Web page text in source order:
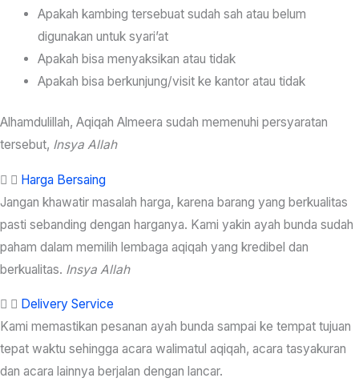
Apakah kambing tersebuat sudah sah atau belum
digunakan untuk syari’at
Apakah bisa menyaksikan atau tidak
Apakah bisa berkunjung/visit ke kantor atau tidak
Alhamdulillah, Aqiqah Almeera sudah memenuhi persyaratan
tersebut, Insya Allah
Harga Bersaing
Jangan khawatir masalah harga, karena barang yang berkualitas
pasti sebanding dengan harganya. Kami yakin ayah bunda sudah
paham dalam memilih lembaga aqiqah yang kredibel dan
berkualitas. Insya Allah
Delivery Service
Kami memastikan pesanan ayah bunda sampai ke tempat tujuan
tepat waktu sehingga acara walimatul aqiqah, acara tasyakuran
dan acara lainnya berjalan dengan lancar.